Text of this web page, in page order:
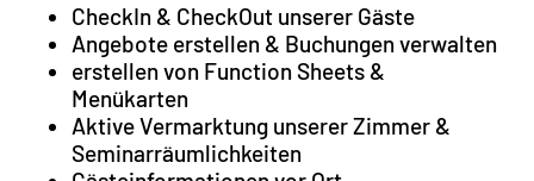
CheckIn & CheckOut unserer Gäste
Angebote erstellen & Buchungen verwalten
erstellen von Function Sheets &
Menükarten
Aktive Vermarktung unserer Zimmer &
Seminarräumlichkeiten